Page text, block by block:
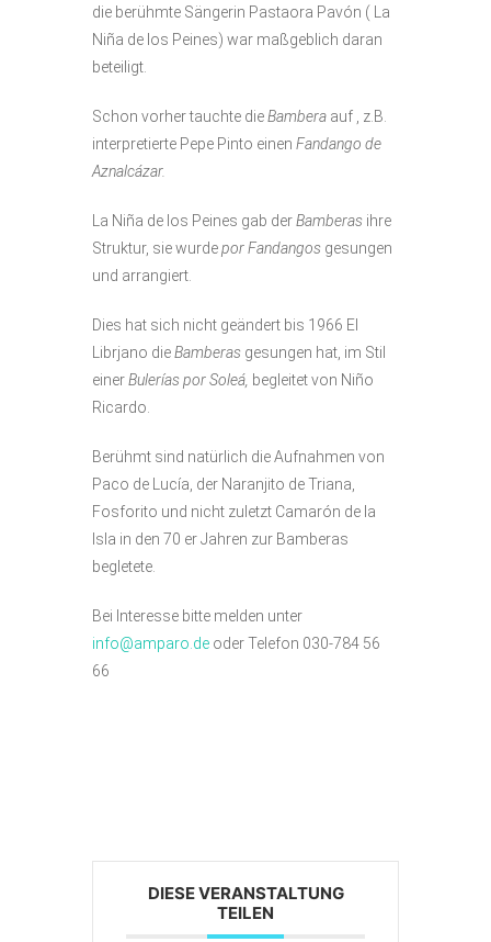
die berühmte Sängerin Pastaora Pavón ( La
Niña de los Peines) war maßgeblich daran
beteiligt.
Schon vorher tauchte dieBambera auf , z.B.
interpretierte Pepe Pinto einen Fandango de
Aznalcázar.
La Niña de los Peines gab derBamberas ihre
Struktur, sie wurdepor Fandangos gesungen
und arrangiert.
Dies hat sich nicht geändert bis 1966 El
Librjano dieBamberas gesungen hat, im Stil
einerBulerías por Soleá, begleitet von Niño
Ricardo.
Berühmt sind natürlich die Aufnahmen von
Paco de Lucía, der Naranjito de Triana,
Fosforito und nicht zuletzt Camarón de la
Isla in den 70 er Jahren zur Bamberas
begletete.
Bei Interesse bitte melden unter
info@amparo.de oder Telefon 030-784 56
66
DIESE VERANSTALTUNG
TEILEN